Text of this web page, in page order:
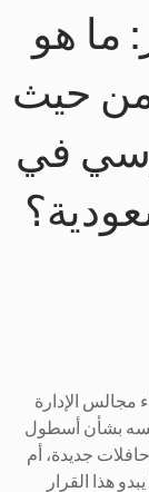
ما هو
من حيث
في
مجالس الإدارة
بشأن أسطول
جديدة، أم
هذا القرار